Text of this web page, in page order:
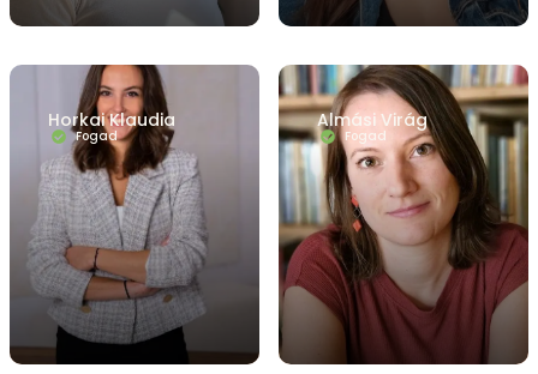
Horkai Klaudia
Fogad
Almási Virág
Fogad